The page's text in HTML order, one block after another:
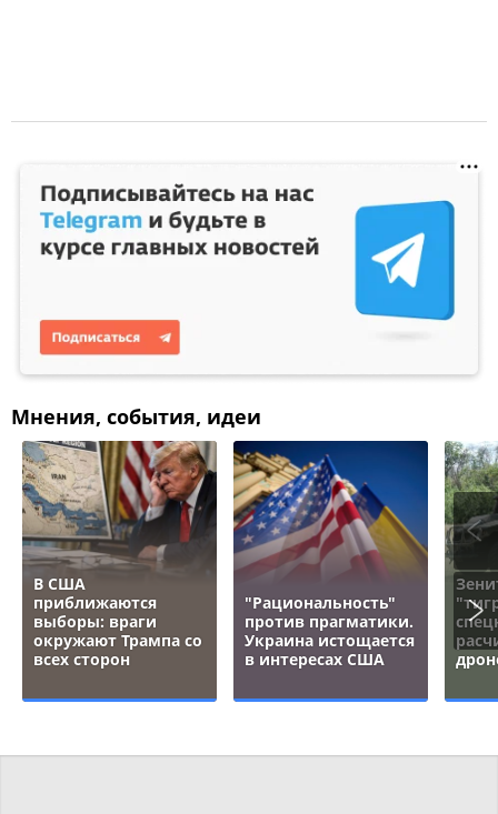
Мнения, события, идеи
В США
приближаются
выборы: враги
окружают Трампа со
всех сторон
"Рациональность"
против прагматики.
Украина истощается
в интересах США